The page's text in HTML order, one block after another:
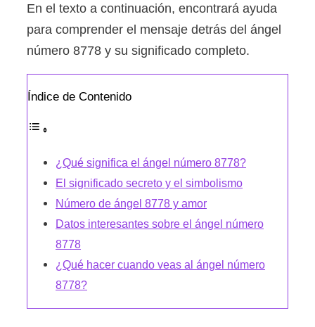
En el texto a continuación, encontrará ayuda
para comprender el mensaje detrás del ángel
número 8778 y su significado completo.
Índice de Contenido
¿Qué significa el ángel número 8778?
El significado secreto y el simbolismo
Número de ángel 8778 y amor
Datos interesantes sobre el ángel número
8778
¿Qué hacer cuando veas al ángel número
8778?